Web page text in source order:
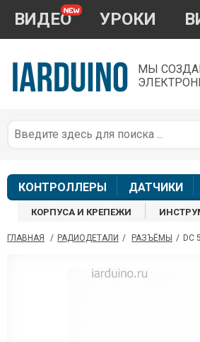
ВИДЕО УРОКИ
МЫ
КОНТРОЛЛЕРЫ ДАТЧИКИ
КОРПУСА И КРЕПЕЖИ
ГЛАВНАЯ / РАДИОДЕТАЛИ / РАЗЪЁМЫ / DC